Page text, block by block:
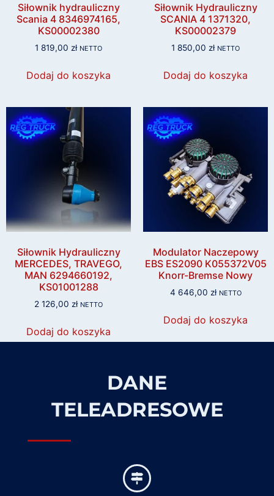
Siłownik hydrauliczny
Scania 4 8346974165,
KS00002380
1 819,00 zł NETTO
Dodaj do koszyka
Siłownik Hydrauliczny
SCANIA 4 1371320,
KS00002379
1 850,00 zł NETTO
Dodaj do koszyka
Siłownik Hydrauliczny
MERCEDES, TRAVEGO,
MAN 6294660192,
KS01001288
2 126,00 zł NETTO
Dodaj do koszyka
Modulator Naczepowy
EBS ES2090 K055372V05
Knorr-Bremse Nowy
4 646,00 zł NETTO
Dodaj do koszyka
DANE
TELEADRESOWE